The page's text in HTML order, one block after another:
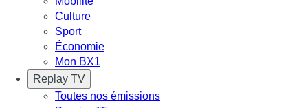
Culture
Sport
Économie
Mon BX1
Replay TV
Toutes nos émissions